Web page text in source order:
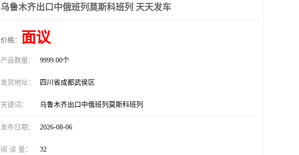
乌鲁木齐出口中俄班列莫斯科班列 天天发车
价格： 面议
产品数量： 9999.00个
发货地址： 四川省成都武侯区
关键词： 乌鲁木齐出口中俄班列莫斯科班列
发布日期： 2026-08-06
阅 读 量： 32